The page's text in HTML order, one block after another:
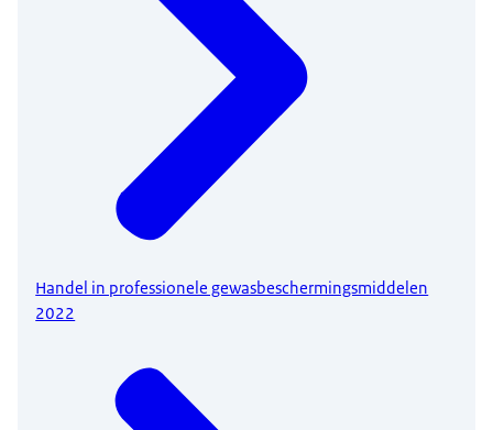
Handel in professionele gewasbeschermingsmiddelen
2022